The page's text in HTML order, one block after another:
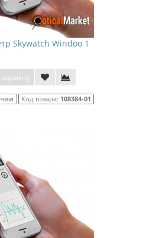
Skywatch Windoo 1
Код товара: 108384-01